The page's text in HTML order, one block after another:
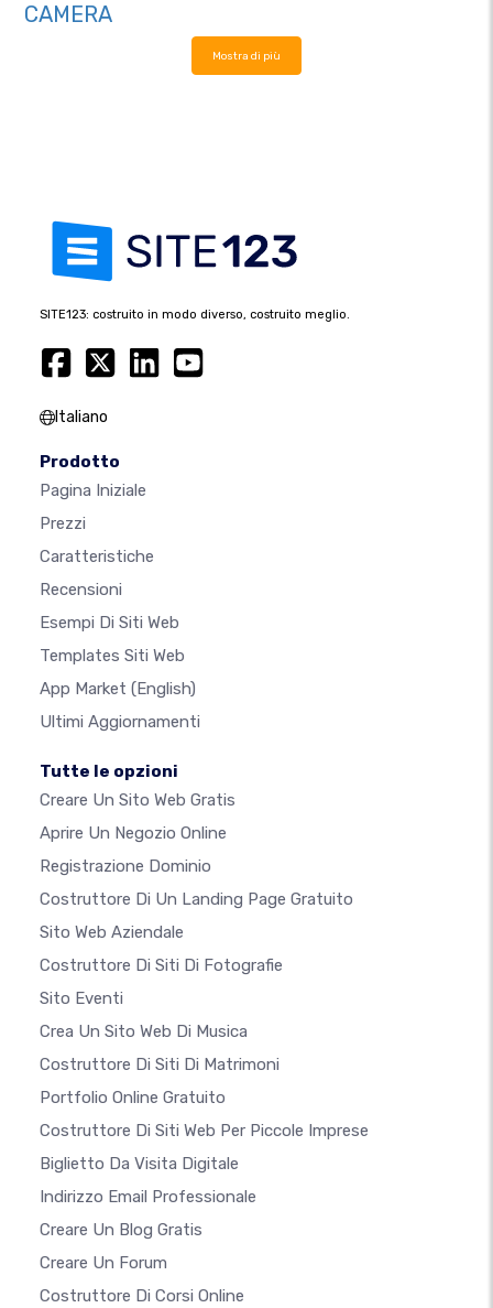
CAMERA
Mostra di più
SITE123: costruito in modo diverso, costruito meglio.
Italiano
Prodotto
Pagina Iniziale
Prezzi
Caratteristiche
Recensioni
Esempi Di Siti Web
Templates Siti Web
App Market (English)
Ultimi Aggiornamenti
Tutte le opzioni
Creare Un Sito Web Gratis
Aprire Un Negozio Online
Registrazione Dominio
Costruttore Di Un Landing Page Gratuito
Sito Web Aziendale
Costruttore Di Siti Di Fotografie
Sito Eventi
Crea Un Sito Web Di Musica
Costruttore Di Siti Di Matrimoni
Portfolio Online Gratuito
Costruttore Di Siti Web Per Piccole Imprese
Biglietto Da Visita Digitale
Indirizzo Email Professionale
Creare Un Blog Gratis
Creare Un Forum
Costruttore Di Corsi Online